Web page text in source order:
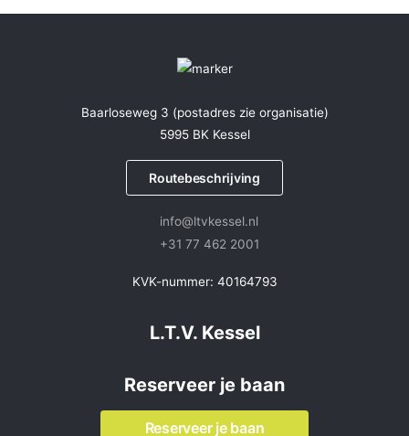
Baarloseweg 3 (postadres zie organisatie)
5995 BK Kessel
Routebeschrijving
info@ltvkessel.nl
+31 77 462 2001
KVK-nummer: 40164793
L.T.V. Kessel
Reserveer je baan
Reserveer je baan